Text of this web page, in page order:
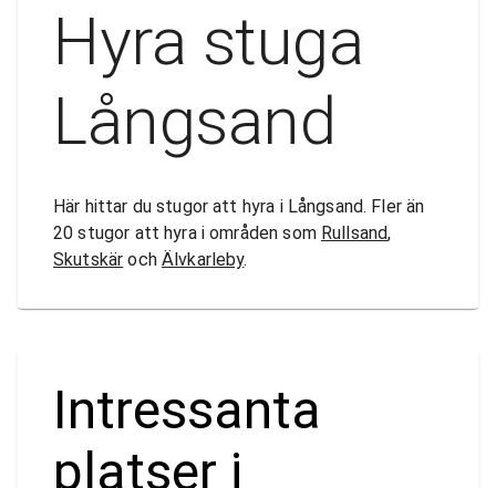
Hyra stuga
Långsand
Här hittar du stugor att hyra i Långsand. Fler än
20 stugor att hyra i områden som Rullsand,
Skutskär och Älvkarleby.
Intressanta
platser i